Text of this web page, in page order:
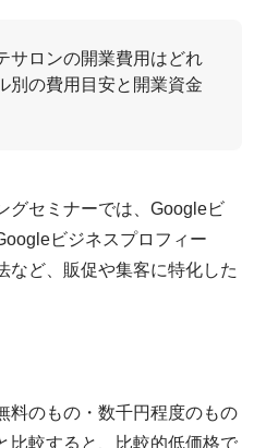
サロンの開業費用はどれ
別の費用目安と開業資金
グセミナーでは、Googleビ
ビジネスプロフィー
など、販促や集客に特化した
料のもの・数千円程度のもの
比較すると、比較的低価格で